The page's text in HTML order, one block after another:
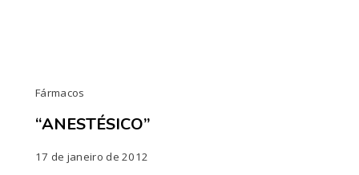
Fármacos
“ANESTÉSICO”
17 de janeiro de 2012